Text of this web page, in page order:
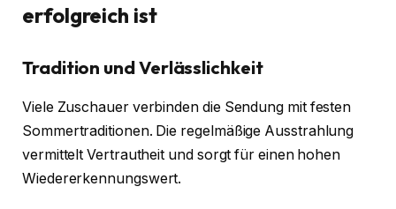
erfolgreich ist
Tradition und Verlässlichkeit
Viele Zuschauer verbinden die Sendung mit festen
Sommertraditionen. Die regelmäßige Ausstrahlung
vermittelt Vertrautheit und sorgt für einen hohen
Wiedererkennungswert.